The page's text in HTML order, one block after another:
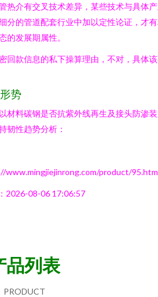
热介有交叉技术差异，某些技术与具体
分的管道配套行业中加以定性论证，才
的发展期属性。
回款信息的私下操算理由，不对，具体
势
材料碳钢是否抗紫外线再生及接头防渗
韧性趋势分析：
www.mingjiejinrong.com/product/
2026-08-06 17:06:57
品列表
PRODUCT